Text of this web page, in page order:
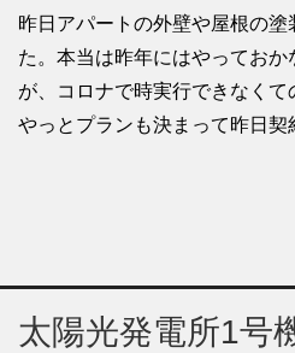
昨日アパートの外壁や屋根の
た。本当は昨年にはやってお
が、コロナで時実行できなくて
やっとプランも決まって昨日契
太陽光発電所1号